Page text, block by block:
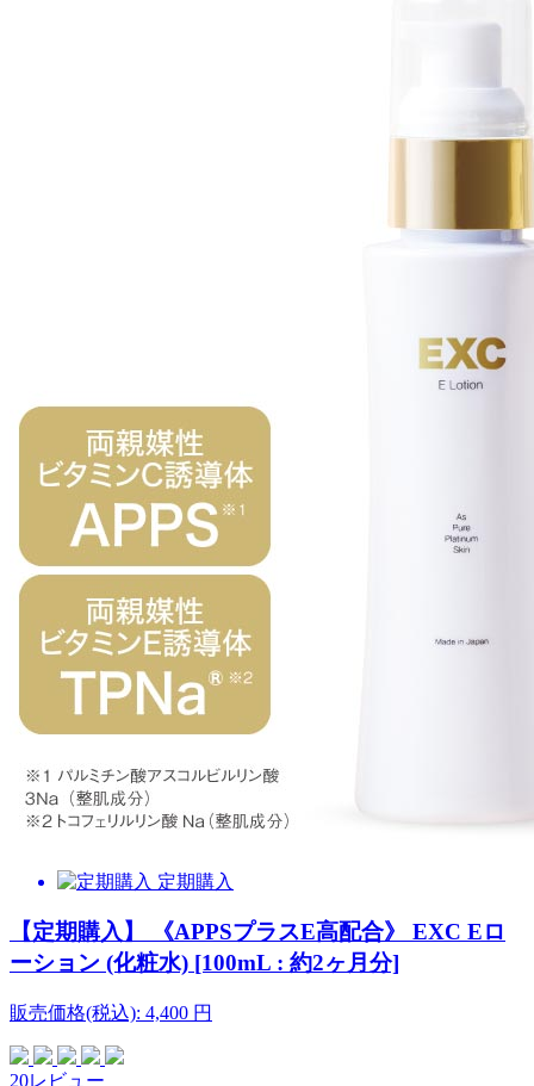
定期購入
【定期購入】 《APPSプラスE高配合》 EXC Eロ
ーション (化粧水) [100mL : 約2ヶ月分]
販売価格(税込): 4,400 円
20レビュー